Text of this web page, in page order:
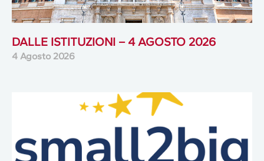
DALLE ISTITUZIONI – 4 AGOSTO 2026
4 Agosto 2026